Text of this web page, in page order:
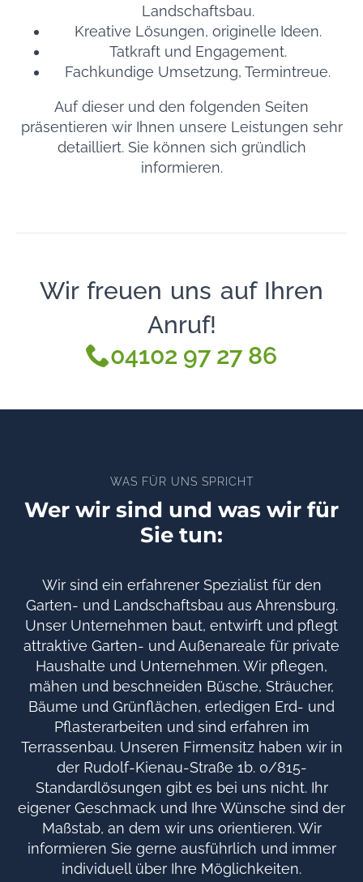
Landschaftsbau.
Kreative Lösungen, originelle Ideen.
Tatkraft und Engagement.
Fachkundige Umsetzung, Termintreue.
Auf dieser und den folgenden Seiten
präsentieren wir Ihnen unsere Leistungen sehr
detailliert. Sie können sich gründlich
informieren.
Wir freuen uns auf Ihren
Anruf!
04102 97 27 86
WAS FÜR UNS SPRICHT
Wer wir sind und was wir für
Sie tun:
Wir sind ein erfahrener Spezialist für den
Garten- und Landschaftsbau aus Ahrensburg.
Unser Unternehmen baut, entwirft und pflegt
attraktive Garten- und Außenareale für private
Haushalte und Unternehmen. Wir pflegen,
mähen und beschneiden Büsche, Sträucher,
Bäume und Grünflächen, erledigen Erd- und
Pflasterarbeiten und sind erfahren im
Terrassenbau. Unseren Firmensitz haben wir in
der Rudolf-Kienau-Straße 1b. 0/815-
Standardlösungen gibt es bei uns nicht. Ihr
eigener Geschmack und Ihre Wünsche sind der
Maßstab, an dem wir uns orientieren. Wir
informieren Sie gerne ausführlich und immer
individuell über Ihre Möglichkeiten.